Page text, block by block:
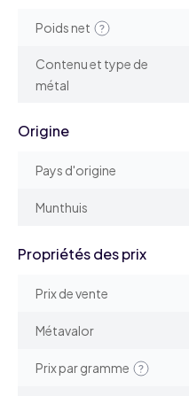
Poids net
Contenu et type de
métal
Origine
Pays d'origine
Munthuis
Propriétés des prix
Prix de vente
Métavalor
Prix par gramme